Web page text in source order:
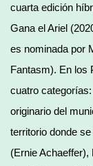
cuarta edición
Gana el Ariel
es nominada por
Fantasm). En los
cuatro
originario del
territorio donde
(Ernie